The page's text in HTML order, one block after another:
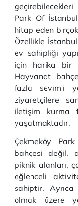
Park Of
hitap eden
Özellikle
ev sahipliği
için harika bir
Hayvanat
fazla sevimli
ziyaretçilere
iletişim kurma
yaşatmaktadır.
Çekmeköy
bahçesi değil,
piknik alanları,
eğlenceli
sahiptir.
olmak üzere